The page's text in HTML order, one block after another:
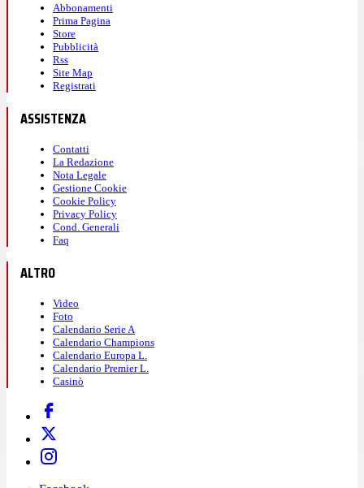
Abbonamenti
Prima Pagina
Store
Pubblicità
Rss
Site Map
Registrati
ASSISTENZA
Contatti
La Redazione
Nota Legale
Gestione Cookie
Cookie Policy
Privacy Policy
Cond. Generali
Faq
ALTRO
Video
Foto
Calendario Serie A
Calendario Champions
Calendario Europa L.
Calendario Premier L.
Casinò